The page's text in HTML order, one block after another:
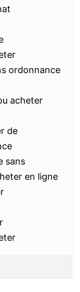
ordonnance
acheter
de
sans
en ligne